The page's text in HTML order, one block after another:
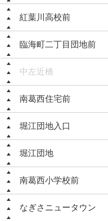
紅葉川高校前
臨海町二丁目団地前
中左近橋
南葛西住宅前
堀江団地入口
堀江団地
南葛西小学校前
なぎさニュータウン